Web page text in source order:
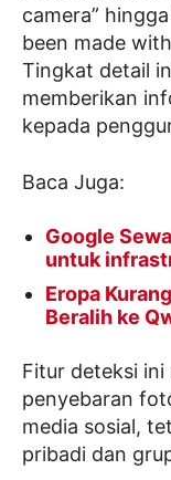
camera”
been made with
Tingkat detail
memberikan
kepada
Baca Juga:
Google
untuk
Eropa
Beralih ke
Fitur deteksi
penyebaran
media sosial,
pribadi dan